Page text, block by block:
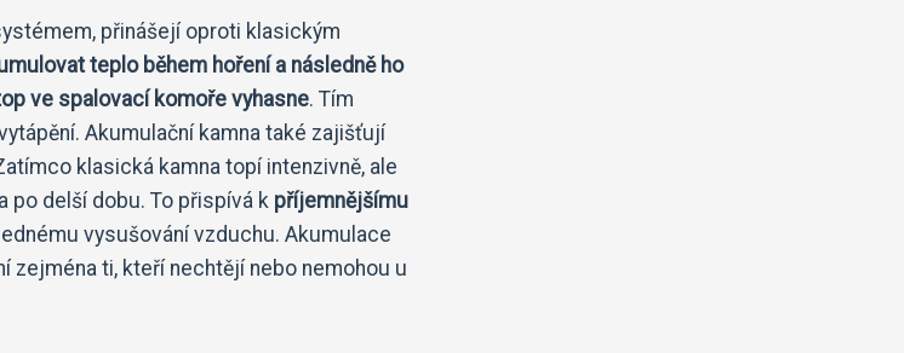
přinášejí oproti klasickým
teplo během hoření a následně ho
ve spalovací komoře vyhasne. Tím
Akumulační kamna také zajišťují
klasická kamna topí intenzivně, ale
po delší dobu. To přispívá k příjemnějšímu
vysušování vzduchu. Akumulace
zejména ti, kteří nechtějí nebo nemohou u